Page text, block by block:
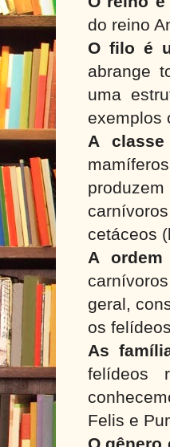
do reino
O filo é
abrange
uma
exemplos
A
cetáceos
A
geral,
os
As
felídeos
Felis e